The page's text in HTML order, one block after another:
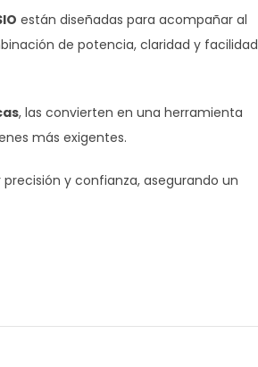
están diseñadas para acompañar al
de potencia, claridad y facilidad
, las convierten en una herramienta
más exigentes.
y confianza, asegurando un